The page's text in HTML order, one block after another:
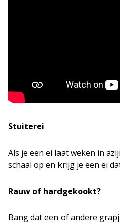
Stuiterei
Als je een ei laat weken in
schaal op en krijg je een ei
Rauw of hardgekookt?
Bang dat een of andere